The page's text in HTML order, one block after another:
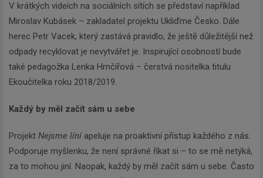
V krátkých videích na sociálních sítích se představí například
Miroslav Kubásek – zakladatel projektu Ukliďme Česko. Dále
herec Petr Vacek, který zastává pravidlo, že ještě důležitější než
odpady recyklovat je nevytvářet je. Inspirující osobností bude
také pedagožka Lenka Hrnčířová – čerstvá nositelka titulu
Ekoučitelka roku 2018/2019.
Každý by měl začít sám u sebe
Projekt Nejsme líníapeluje na proaktivní přístup každého z nás.
Podporuje myšlenku, že není správné říkat si – to se mě netýká,
za to mohou jiní. Naopak, každý by měl začít sám u sebe. Často